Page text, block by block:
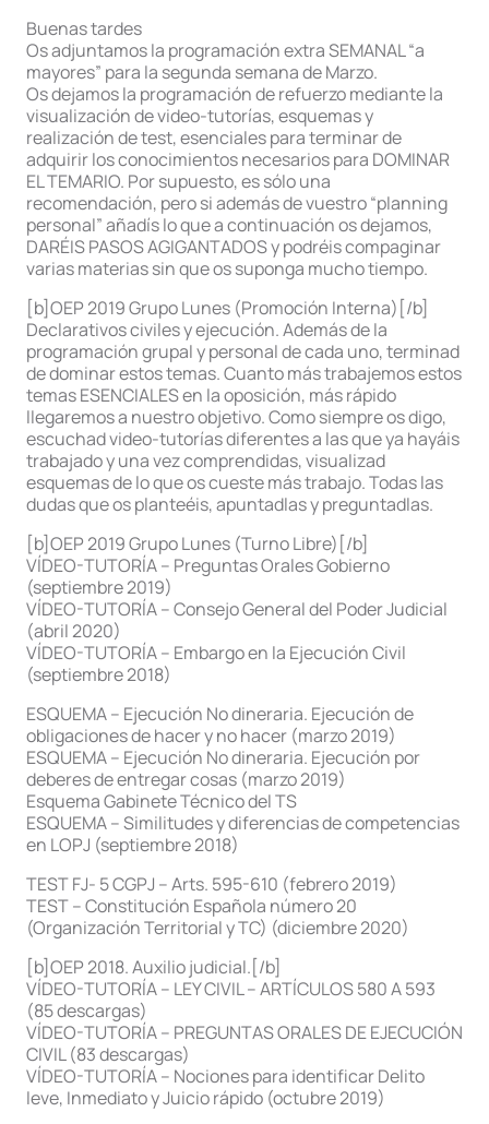
Buenas tardes
Os adjuntamos la programación extra SEMANAL “a
mayores” para la segunda semana de Marzo.
Os dejamos la programación de refuerzo mediante la
visualización de video-tutorías, esquemas y
realización de test, esenciales para terminar de
adquirir los conocimientos necesarios para DOMINAR
EL TEMARIO. Por supuesto, es sólo una
recomendación, pero si además de vuestro “planning
personal” añadís lo que a continuación os dejamos,
DARÉIS PASOS AGIGANTADOS y podréis compaginar
varias materias sin que os suponga mucho tiempo.
[b]OEP 2019 Grupo Lunes (Promoción Interna)[/b]
Declarativos civiles y ejecución. Además de la
programación grupal y personal de cada uno, terminad
de dominar estos temas. Cuanto más trabajemos estos
temas ESENCIALES en la oposición, más rápido
llegaremos a nuestro objetivo. Como siempre os digo,
escuchad video-tutorías diferentes a las que ya hayáis
trabajado y una vez comprendidas, visualizad
esquemas de lo que os cueste más trabajo. Todas las
dudas que os planteéis, apuntadlas y preguntadlas.
[b]OEP 2019 Grupo Lunes (Turno Libre)[/b]
VÍDEO-TUTORÍA – Preguntas Orales Gobierno
(septiembre 2019)
VÍDEO-TUTORÍA – Consejo General del Poder Judicial
(abril 2020)
VÍDEO-TUTORÍA – Embargo en la Ejecución Civil
(septiembre 2018)
ESQUEMA – Ejecución No dineraria. Ejecución de
obligaciones de hacer y no hacer (marzo 2019)
ESQUEMA – Ejecución No dineraria. Ejecución por
deberes de entregar cosas (marzo 2019)
Esquema Gabinete Técnico del TS
ESQUEMA – Similitudes y diferencias de competencias
en LOPJ (septiembre 2018)
TEST FJ- 5 CGPJ – Arts. 595-610 (febrero 2019)
TEST – Constitución Española número 20
(Organización Territorial y TC) (diciembre 2020)
[b]OEP 2018. Auxilio judicial.[/b]
VÍDEO-TUTORÍA – LEY CIVIL – ARTÍCULOS 580 A 593
(85 descargas)
VÍDEO-TUTORÍA – PREGUNTAS ORALES DE EJECUCIÓN
CIVIL (83 descargas)
VÍDEO-TUTORÍA – Nociones para identificar Delito
leve, Inmediato y Juicio rápido (octubre 2019)